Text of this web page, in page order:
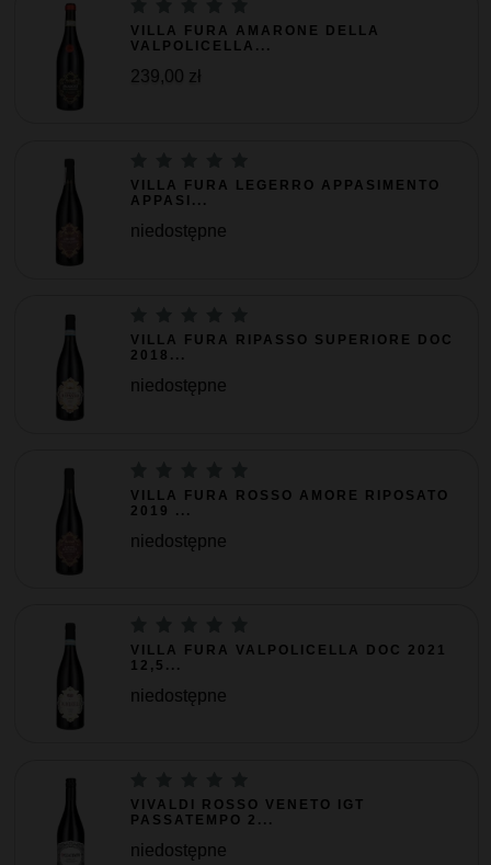
VILLA FURA AMARONE DELLA
VALPOLICELLA...
239,00 zł
VILLA FURA LEGERRO APPASIMENTO
APPASI...
niedostępne
VILLA FURA RIPASSO SUPERIORE DOC
2018...
niedostępne
VILLA FURA ROSSO AMORE RIPOSATO
2019 ...
niedostępne
VILLA FURA VALPOLICELLA DOC 2021
12,5...
niedostępne
VIVALDI ROSSO VENETO IGT
PASSATEMPO 2...
niedostępne